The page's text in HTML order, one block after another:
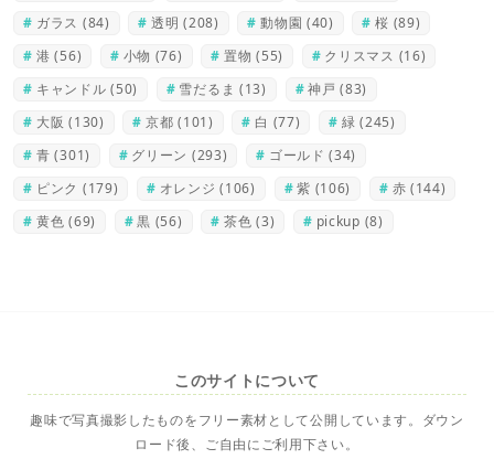
ガラス (84) 透明 (208) 動物園 (40) 桜 (89)
港 (56) 小物 (76) 置物 (55) クリスマス (16)
キャンドル (50) 雪だるま (13) 神戸 (83)
大阪 (130) 京都 (101) 白 (77) 緑 (245)
青 (301) グリーン (293) ゴールド (34)
ピンク (179) オレンジ (106) 紫 (106) 赤 (144)
黄色 (69) 黒 (56) 茶色 (3) pickup (8)
このサイトについて
趣味で写真撮影したものをフリー素材として公開しています。ダウン
ロード後、ご自由にご利用下さい。